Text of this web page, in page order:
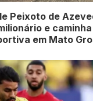
Peixoto de
e
em Mato